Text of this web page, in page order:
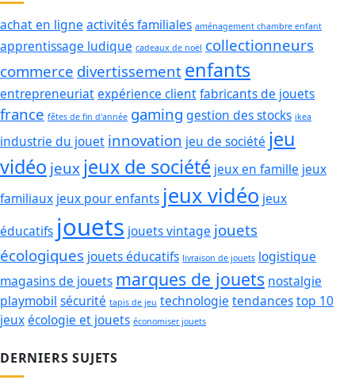
achat en ligne activités familiales aménagement chambre enfant
apprentissage ludique cadeaux de noël collectionneurs
commerce divertissement enfants
entrepreneuriatexpérience clientfabricants de jouets
france fêtes de fin d'année gaming gestion des stocks ikea
industrie du jouet innovation jeu de société jeu
vidéo jeux jeux de société jeux en famille jeux
familiaux jeux pour enfants jeux vidéo jeux
éducatifs jouets jouets vintage jouets
écologiques jouets éducatifs livraison de jouets logistique
magasins de jouets marques de jouets nostalgie
playmobil sécurité tapis de jeu technologie tendancestop 10
jeuxécologie et jouets économiser jouets
DERNIERS SUJETS